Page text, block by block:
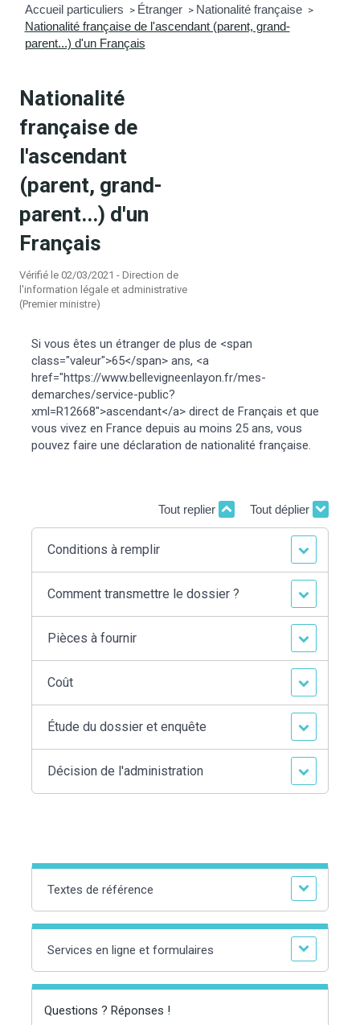
municipaux
sur la commune
d’urbanisme
Association
voirie, arrêté de circulation et
domaine public
Accueil particuliers > Étranger > Nationalité française >
Nationalité française de l'ascendant (parent, grand-
parent...) d'un Français
Nationalité
française de
l'ascendant
(parent, grand-
parent...) d'un
Français
Vérifié le 02/03/2021 - Direction de
l'information légale et administrative
(Premier ministre)
Si vous êtes un étranger de plus de <span
class="valeur">65</span> ans, <a
href="https://www.bellevigneenlayon.fr/mes-
demarches/service-public?
xml=R12668">ascendant</a> direct de Français et que
vous vivez en France depuis au moins 25 ans, vous
pouvez faire une déclaration de nationalité française.
Tout replier Tout déplier
Conditions à remplir
Comment transmettre le dossier ?
Pièces à fournir
Coût
Étude du dossier et enquête
Décision de l'administration
Textes de référence
Services en ligne et formulaires
Questions ? Réponses !